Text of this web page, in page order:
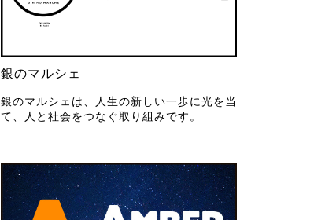
銀のマルシェ
銀のマルシェは、人生の新しい一歩に光を当
て、人と社会をつなぐ取り組みです。